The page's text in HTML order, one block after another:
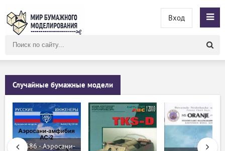
сайту
Вход
Случайные бумажные модели
№686 - Аэросани-